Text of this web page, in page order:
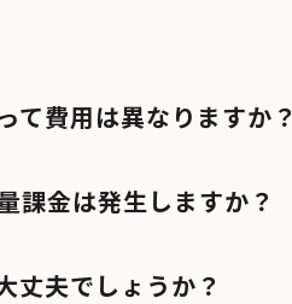
て費用は異なりますか？
課金は発生しますか？
丈夫でしょうか？